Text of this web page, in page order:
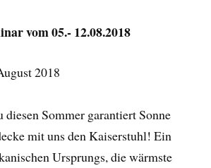
vom 05.- 12.08.2018
2018
diesen Sommer garantiert Sonne
mit uns den Kaiserstuhl! Ein
Ursprungs, die wärmste